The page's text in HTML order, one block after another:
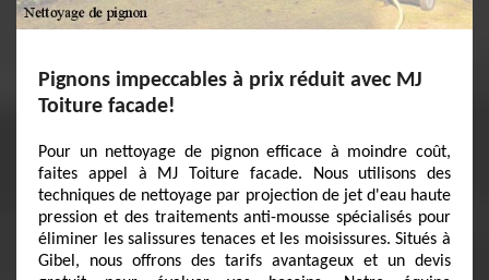
Pignons impeccables à prix réduit avec MJ
Toiture facade!
Pour un nettoyage de pignon efficace à moindre coût,
faites appel à MJ Toiture facade. Nous utilisons des
techniques de nettoyage par projection de jet d'eau haute
pression et des traitements anti-mousse spécialisés pour
éliminer les salissures tenaces et les moisissures. Situés à
Gibel, nous offrons des tarifs avantageux et un devis